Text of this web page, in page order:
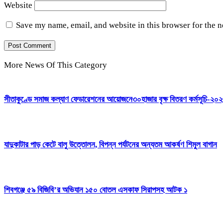
Website
Save my name, email, and website in this browser for the
More News Of This Category
সীতাকুণ্ডে সমাজ কল্যাণ ফেডারেশনের আয়োজনে৩০হাজার বৃক্ষ বিতরণ কর্মসূচি-
যাদুকাটার পাড় কেটে বালু উত্তোলন, বিপন্ন পর্যটনের অন্যতম আকর্ষণ শিমুল বাগান
শিবগঞ্জে ৫৯ বিজিবি’র অভিযান ১৫০ বোতল এসকাফ সিরাপসহ আটক ১